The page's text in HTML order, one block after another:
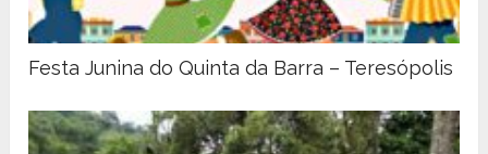
Festa Junina do Quinta da Barra – Teresópolis